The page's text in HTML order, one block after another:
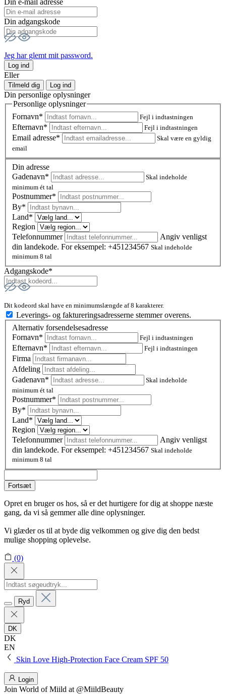
Din e-mail adresse
Din adgangskode
Jeg har glemt mit password.
Log ind
Eller
Tilmeld dig Log ind
Din personlige oplysninger
Personlige oplysninger
Fornavn*
Fejl i indtastningen
Efternavn* Fejl i indtastningen
Email adresse*
Skal være en gyldig
email
Din adresse
Gadenavn*
Skal indeholde
minimum ét tal
Postnummer*
By*
Land*
Region
Telefonnummer
Angiv venligst
din landekode. For eksempel: +451234567 Skal indeholde
minimum 8 tal
Adgangskode*
Dit kodeord skal have en minimumslængde af 8 karakterer.
Leverings- og faktureringsadresserne stemmer overens.
Alternativ forsendelsesadresse
Fornavn*
Fejl i indtastningen
Efternavn* Fejl i indtastningen
Firma
Afdeling
Gadenavn*
Skal indeholde
minimum ét tal
Postnummer*
By*
Land*
Region
Telefonnummer
Angiv venligst
din landekode. For eksempel: +451234567 Skal indeholde
minimum 8 tal
Fortsæt
Opret en bruger os hos, så er det hurtigere for dig at shoppe næste
gang, da vi så gemmer alle dine oplysninger.
Vi glæder os til at byde dig velkommen og give dig den bedst
mulige shopping oplevelse.
(0)
Ryd
DK
DK
EN
Skin Love High-Protection Face Cream SPF 50
Login
Join World of Miild at @MiildBeauty